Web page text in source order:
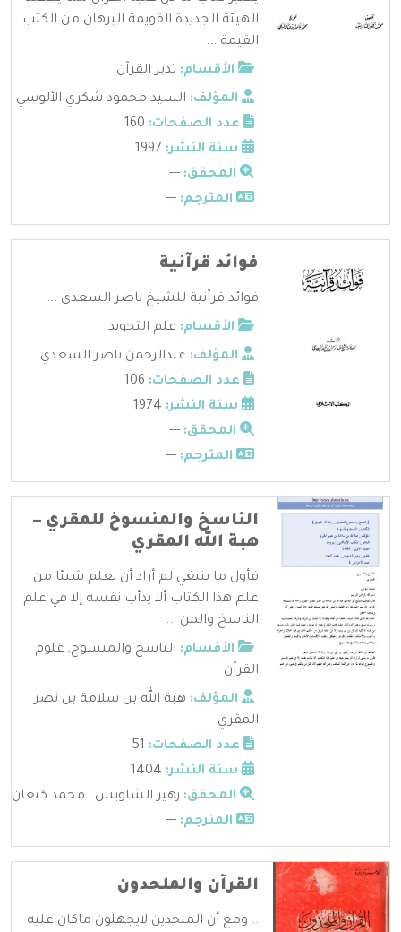
الهيئة الجديدة القويمة البرهان من الكتب
القيمة ...
الأقسام: تدبر القرآن
المؤلف: السيد محمود شكري الألوسي
عدد الصفحات:
سنة النشر:
المحقق: ---
المترجم: ---
فوائد قرآنية
فوائد قرآنية للشيخ ناصر السعدي ...
الأقسام: علم التجويد
المؤلف: عبدالرحمن ناصر السعدي
عدد الصفحات:
سنة النشر:
المحقق: ---
المترجم: ---
الناسخ والمنسوخ للمقري –
هبة الله المقري
فأول ما ينبغي لم أراد أن يعلم شيئا من
علم هذا الكتاب ألا يدأب نفسه إلا في علم
الناسخ والمن ...
الأقسام: الناسخ والمنسوخ, علوم
القرآن
المؤلف: هبة الله بن سلامة بن نصر
المقري
عدد الصفحات:
سنة النشر:
المحقق: زهير الشاويش , محمد كنعان
المترجم: ---
القرآن والملحدون
.. ومع أن الملحدين لايجهلون ماكان عليه